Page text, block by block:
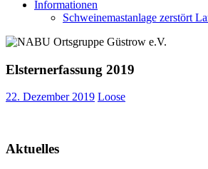
Informationen
Schweinemastanlage zerstört
Elsternerfassung 2019
22. Dezember 2019 Loose
Aktuelles